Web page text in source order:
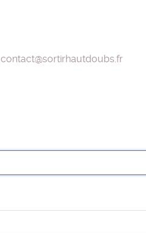
contact@sortirhautdoubs.fr